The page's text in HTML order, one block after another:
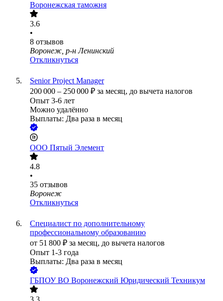
Воронежская таможня
3.6
•
8 отзывов
Воронеж, р-н Ленинский
Откликнуться
Senior Project Manager
200 000 – 250 000 ₽ за месяц, до вычета налогов
Опыт 3-6 лет
Можно удалённо
Выплаты: Два раза в месяц
ООО Пятый Элемент
4.8
•
35 отзывов
Воронеж
Откликнуться
Специалист по дополнительному
профессиональному образованию
от 51 800 ₽ за месяц, до вычета налогов
Опыт 1-3 года
Выплаты: Два раза в месяц
ГБПОУ ВО Воронежский Юридический Техникум